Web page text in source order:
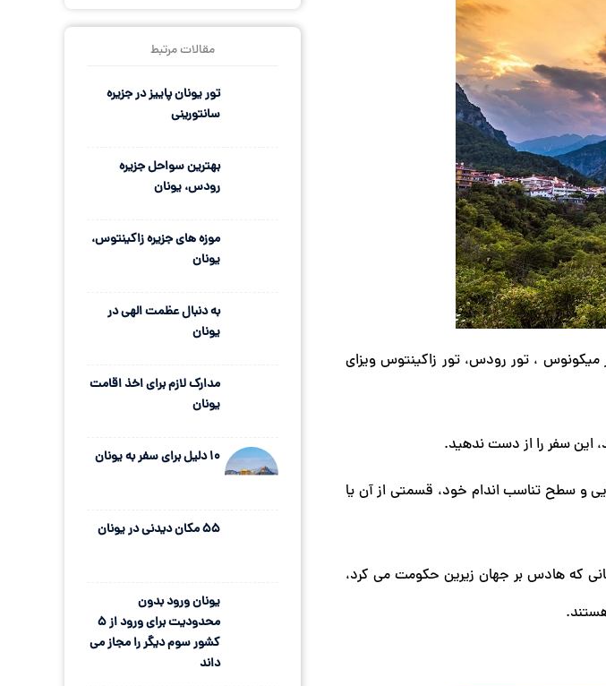
میکونوس ، تور رودس، تور زاکینتوس ویزای
این سفر را از دست ندهید.
و سطح تناسب اندام خود، قسمتی از آن یا
که هادس بر جهان زیرین حکومت می کرد،
مقالات مرتبط
تور یونان پاییز در جزیره
سانتورینی
بهترین سواحل جزیره
رودس، یونان
موزه های جزیره زاکینتوس،
یونان
به دنبال عظمت الهی در
یونان
مدارک لازم برای اخذ اقامت
یونان
10 دلیل برای سفر به یونان
55 مکان دیدنی در یونان
یونان ورود بدون
محدودیت برای ورود از 5
کشور سوم دیگر را مجاز می
داند